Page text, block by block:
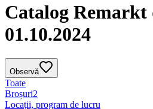
Catalog
01.10.2024
Observă
Toate
Broșuri2
Locații, program de lucru